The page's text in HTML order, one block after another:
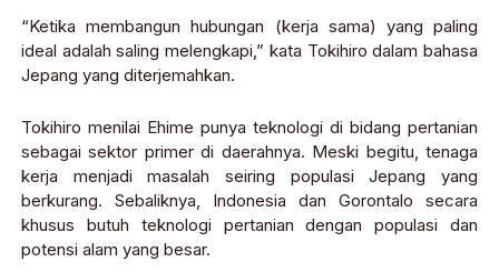
“Ketika membangun hubungan (kerja sama) yang paling
ideal adalah saling melengkapi,” kata Tokihiro dalam bahasa
Jepang yang diterjemahkan.
Tokihiro menilai Ehime punya teknologi di bidang pertanian
sebagai sektor primer di daerahnya. Meski begitu, tenaga
kerja menjadi masalah seiring populasi Jepang yang
berkurang. Sebaliknya, Indonesia dan Gorontalo secara
khusus butuh teknologi pertanian dengan populasi dan
potensi alam yang besar.